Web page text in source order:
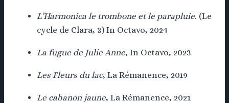
L’Harmonica le trombone et le parapluie. (Le
cycle de Clara, 3) In Octavo, 2024
La fugue de Julie Anne, In Octavo, 2023
Les Fleurs du lac, La Rémanence, 2019
Le cabanon jaune, La Rémanence, 2021